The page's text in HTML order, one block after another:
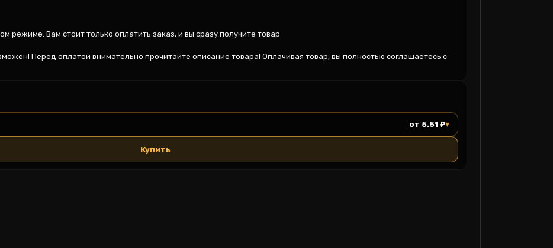
режиме. Вам стоит только оплатить заказ, и вы сразу получите товар
Перед оплатой внимательно прочитайте описание товара! Оплачивая товар, вы полностью соглашаетесь с
от 5.51 ₽▾
Купить